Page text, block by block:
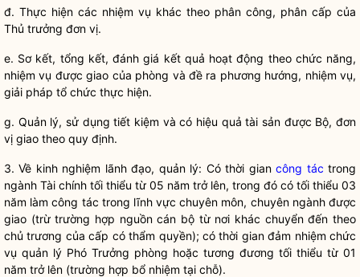
đ. Thực hiện các nhiệm vụ khác theo phân công, phân cấp của
Thủ trưởng đơn vị.
e. Sơ kết, tổng kết, đánh giá kết quả hoạt động theo chức năng,
nhiệm vụ được giao của phòng và đề ra phương hướng, nhiệm vụ,
giải pháp tổ chức thực hiện.
g. Quản lý, sử dụng tiết kiệm và có hiệu quả tài sản được Bộ, đơn
vị giao theo quy định.
3. Về kinh nghiệm lãnh đạo, quản lý: Có thời giancông tác trong
ngành Tài chính tối thiểu từ 05 năm trở lên, trong đó có tối thiểu 03
năm làmcông tác trong lĩnh vực chuyên môn, chuyên ngành được
giao (trừ trường hợp nguồncán bộ từ nơi khác chuyển đến theo
chủ trương của cấp có thẩm quyền); có thời gian đảm nhiệm chức
vụ quản lý Phó Trưởng phòng hoặc tương đương tối thiểu từ 01
năm trở lên (trường hợp bổ nhiệm tại chỗ).